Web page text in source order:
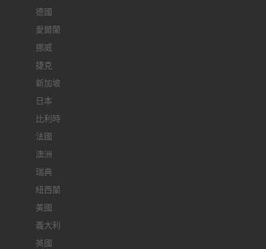
德國
愛爾蘭
挪威
捷克
新加坡
日本
比利時
法國
澳洲
瑞典
紐西蘭
美國
義大利
英國